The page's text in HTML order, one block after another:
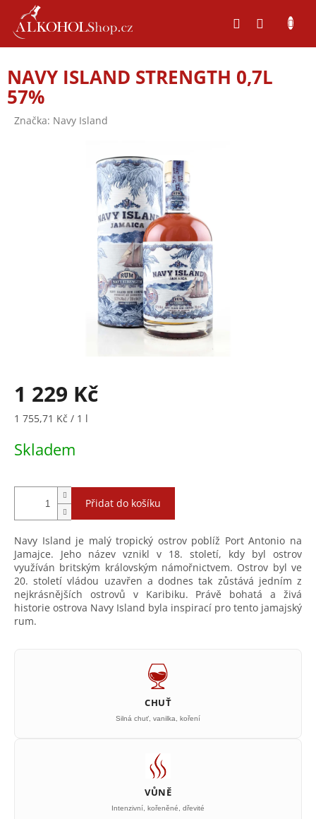
obsah
NAVY ISLAND STRENGTH 0,7L
57%
Značka: Navy Island
1 229 Kč
Měrná
1 755,71 Kč / 1 l
Skladem
Přidat do košíku
Navy Island je malý tropický ostrov poblíž Port Antonio na
Jamajce. Jeho název vznikl v 18. století, kdy byl ostrov
využíván britským královským námořnictvem. Ostrov byl ve
20. století vládou uzavřen a dodnes tak zůstává jedním z
nejkrásnějších ostrovů v Karibiku. Právě bohatá a živá
historie ostrova Navy Island byla inspirací pro tento jamajský
rum.
CHUŤ
Silná chuť, vanilka, koření
VŮNĚ
Intenzivní, kořeněné, dřevité